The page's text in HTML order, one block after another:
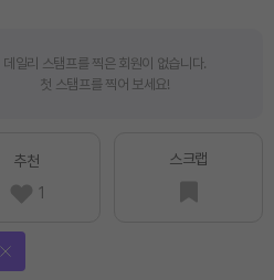
데일리 스탬프를 찍은 회원이 없습니다.
첫 스탬프를 찍어 보세요!
추천
1
스크랩